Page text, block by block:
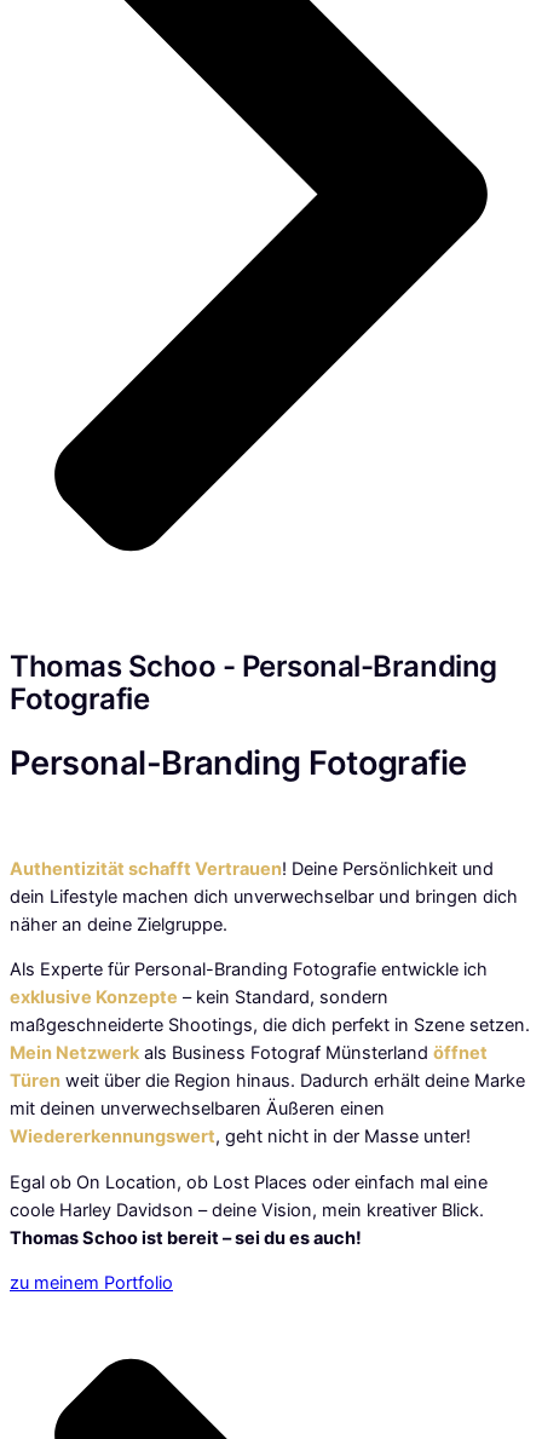
Thomas Schoo - Personal-Branding
Fotografie
Personal-Branding Fotografie
Authentizität schafft Vertrauen! Deine Persönlichkeit und
dein Lifestyle machen dich unverwechselbar und bringen dich
näher an deine Zielgruppe.
Als Experte für Personal-Branding Fotografie entwickle ich
exklusive Konzepte – kein Standard, sondern
maßgeschneiderte Shootings, die dich perfekt in Szene setzen.
Mein Netzwerk als Business Fotograf Münsterland öffnet
Türen weit über die Region hinaus. Dadurch erhält deine Marke
mit deinen unverwechselbaren Äußeren einen
Wiedererkennungswert, geht nicht in der Masse unter!
Egal ob On Location, ob Lost Places oder einfach mal eine
coole Harley Davidson – deine Vision, mein kreativer Blick.
Thomas Schoo ist bereit – sei du es auch!
zu meinem Portfolio